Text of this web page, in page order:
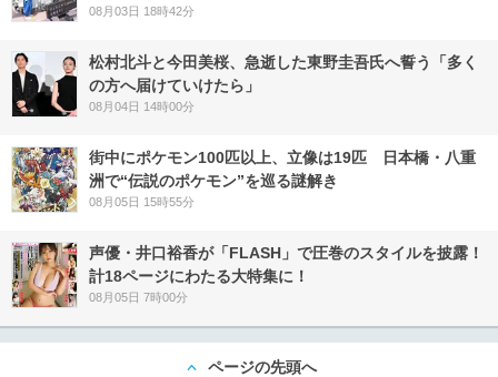
08月03日 18時42分
松村北斗と今田美桜、急逝した東野圭吾氏へ誓う「多く
の方へ届けていけたら」
08月04日 14時00分
街中にポケモン100匹以上、立像は19匹 日本橋・八重
洲で“伝説のポケモン”を巡る謎解き
08月05日 15時55分
声優・井口裕香が「FLASH」で圧巻のスタイルを披露！
計18ページにわたる大特集に！
08月05日 7時00分
ページの先頭へ